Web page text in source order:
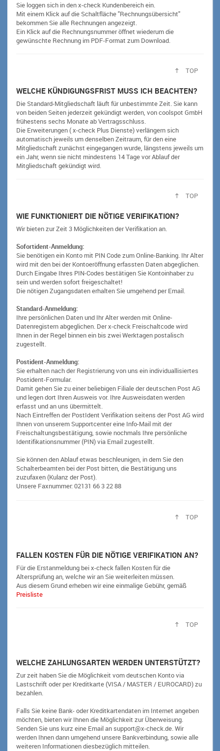
Sie loggen sich in den x-check Kundenbereich ein.
Mit einem Klick auf die Schaltfläche "Rechnungsübersicht"
bekommen Sie alle Rechnungen angezeigt.
Ein Klick auf die Rechnungsnummer öffnet wiederum die
gewünschte Rechnung im PDF-Format zum Download.
TOP
WELCHE KÜNDIGUNGSFRIST MUSS ICH BEACHTEN?
Die Standard-Mitgliedschaft läuft für unbestimmte Zeit. Sie kann
von beiden Seiten jederzeit gekündigt werden, von coolspot GmbH
frühestens sechs Monate ab Vertragsschluss.
Die Erweiterungen ( x-check Plus Dienste) verlängern sich
automatisch jeweils um denselben Zeitraum, für den eine
Mitgliedschaft zunächst eingegangen wurde, längstens jeweils um
ein Jahr, wenn sie nicht mindestens 14 Tage vor Ablauf der
Mitgliedschaft gekündigt wird.
TOP
WIE FUNKTIONIERT DIE NÖTIGE VERIFIKATION?
Wir bieten zur Zeit 3 Möglichkeiten der Verifikation an.
Sofortident-Anmeldung:
Sie benötigen ein Konto mit PIN Code zum Online-Banking. Ihr Alter
wird mit den bei der Kontoeröffnung erfassten Daten abgeglichen.
Durch Eingabe Ihres PIN-Codes bestätigen Sie Kontoinhaber zu
sein und werden sofort freigeschaltet!
Die nötigen Zugangsdaten erhalten Sie umgehend per Email.
Standard-Anmeldung:
Ihre persönlichen Daten und Ihr Alter werden mit Online-
Datenregistern abgeglichen. Der x-check Freischaltcode wird
Ihnen in der Regel binnen ein bis zwei Werktagen postalisch
zugestellt.
Postident-Anmeldung:
Sie erhalten nach der Registrierung von uns ein individuallisiertes
Postident-Formular.
Damit gehen Sie zu einer beliebigen Filiale der deutschen Post AG
und legen dort Ihren Ausweis vor. Ihre Ausweisdaten werden
erfasst und an uns übermittelt.
Nach Eintreffen der PostIdent Verifikation seitens der Post AG wird
Ihnen von unserem Supportcenter eine Info-Mail mit der
Freischaltungsbestätigung, sowie nochmals Ihre persönliche
Identifikationsnummer (PIN) via Email zugestellt.
Sie können den Ablauf etwas beschleunigen, in dem Sie den
Schalterbeamten bei der Post bitten, die Bestätigung uns
zuzufaxen (Kulanz der Post).
Unsere Faxnummer: 02131 66 3 22 88
TOP
FALLEN KOSTEN FÜR DIE NÖTIGE VERIFIKATION AN?
Für die Erstanmeldung bei x-check fallen Kosten für die
Altersprüfung an, welche wir an Sie weiterleiten müssen.
Aus diesem Grund erheben wir eine einmalige Gebühr, gemäß
Preisliste
TOP
WELCHE ZAHLUNGSARTEN WERDEN UNTERSTÜTZT?
Zur zeit haben Sie die Möglichkeit vom deutschen Konto via
Lastschrift oder per Kreditkarte (VISA / MASTER / EUROCARD) zu
bezahlen.
Falls Sie keine Bank- oder Kreditkartendaten im Internet angeben
möchten, bieten wir Ihnen die Möglichkeit zur Überweisung.
Senden Sie uns kurz eine Email an support@x-check.de. Wir
werden Ihnen dann umgehend unsere Bankverbindung, sowie alle
weiteren Informationen diesbezüglich mitteilen.